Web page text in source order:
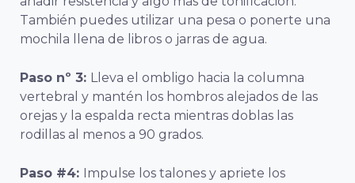
También puedes utilizar una pesa o ponerte una
mochila llena de libros o jarras de agua.
Paso nº 3: Lleva el ombligo hacia la columna
vertebral y mantén los hombros alejados de las
orejas y la espalda recta mientras doblas las
rodillas al menos a 90 grados.
Paso #4: Impulse los talones y apriete los